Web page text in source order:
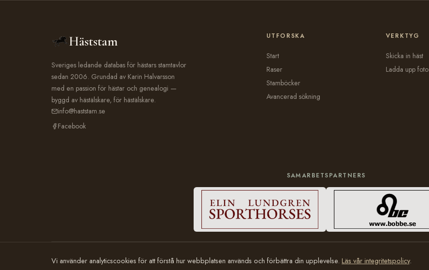
Häststam
Sveriges ledande databas för hästars stamtavlor
sedan 2006. Grundad av Karin Halvarsson
med en passion för hästar och genealogi —
byggd av hästälskare, för hästälskare.
info@haststam.se
Facebook
UTFORSKA
Start
Raser
Stamböcker
Avancerad sökning
VERKTYG
Skicka in häst
Ladda upp foto
SAMARBETSPARTNERS
© 2006–2026 Häststam.se · Grundad av Karin Halvarsson
Vi använder analyticscookies för att förstå hur webbplatsen används och förbättra din upplevelse. Läs vår integritetspolicy.